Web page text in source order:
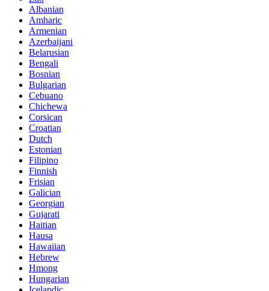
Albanian
Amharic
Armenian
Azerbaijani
Belarusian
Bengali
Bosnian
Bulgarian
Cebuano
Chichewa
Corsican
Croatian
Dutch
Estonian
Filipino
Finnish
Frisian
Galician
Georgian
Gujarati
Haitian
Hausa
Hawaiian
Hebrew
Hmong
Hungarian